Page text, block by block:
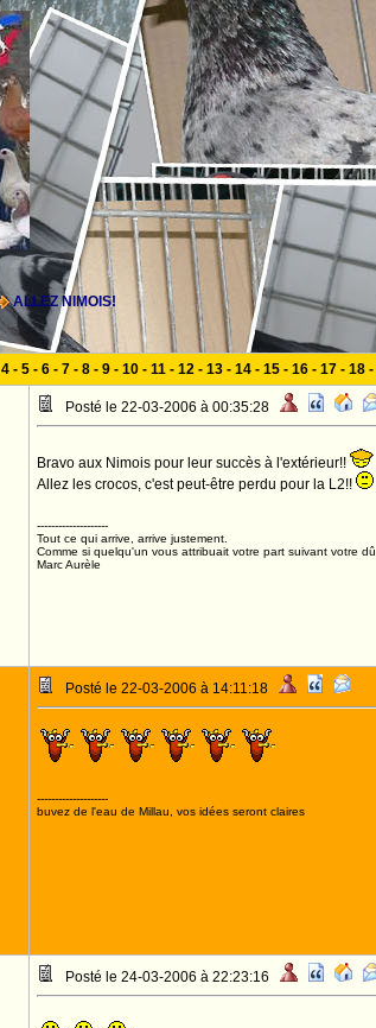
ALLEZ NIMOIS!
4- 5- 6- 7- 8- 9- 10- 11- 12- 13- 14- 15- 16- 17- 18-
Posté le 22-03-2006 à 00:35:28
Bravo aux Nimois pour leur succès à l'extérieur!!
Allez les crocos, c'est peut-être perdu pour la L2!!
--------------------
Tout ce qui arrive, arrive justement.
Comme si quelqu'un vous attribuait votre part suivant votre dû.
Marc Aurèle
Posté le 22-03-2006 à 14:11:18
--------------------
buvez de l'eau de Millau, vos idées seront claires
Posté le 24-03-2006 à 22:23:16